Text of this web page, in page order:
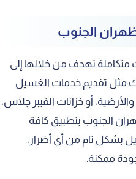
الجنوب
متكاملة تهدف من خلالها إلى
مثل تقديم خدمات الغسيل
أو خزانات الفيبر جلاس،
الجنوب بتطبيق كافة
بشكل تام من أي أضرار،
ممكنة.